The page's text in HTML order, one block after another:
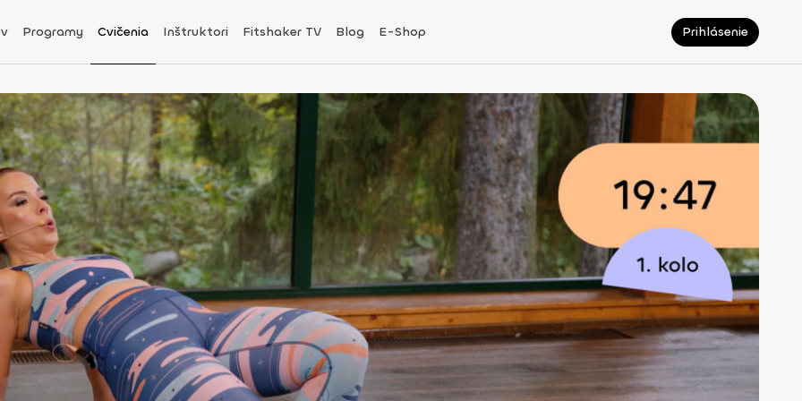
Programy Cvičenia Inštruktori Fitshaker TV Blog E-Shop Prihlásenie